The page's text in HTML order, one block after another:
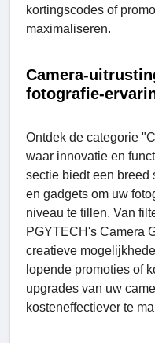
kortingscodes of
maximaliseren.
Camera-
fotografie-
Ontdek de categorie
waar innovatie en
sectie biedt een breed
en gadgets om uw
niveau te tillen. Van
PGYTECH's Camеra
creatieve
lopende promoties of
upgrades van uw
kosteneffectiever te